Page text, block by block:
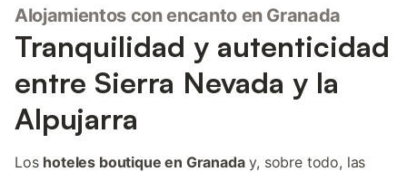
Alojamientos con encanto en Granada
Tranquilidad y autenticidad
entre Sierra Nevada y la
Alpujarra
Los hoteles boutique en Granaday, sobre todo, las